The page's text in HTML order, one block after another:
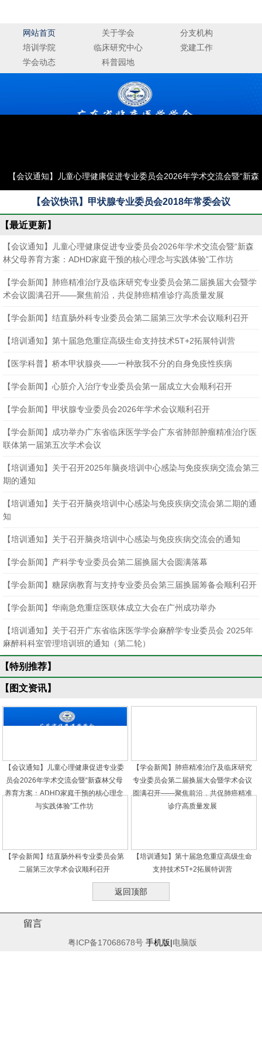
网站首页 关于学会
分支机构
培训学院
临床研究中心
党建工作
学会动态
科普园地
【会议通知】儿童心理健康促进专业委员会2026年学术交流会暨“新森
林父母养育方案：ADHD家庭干预的核心理念与实践体验”工作坊
【学会新闻】肺癌精准治疗及临床研究专业委员会第二届换届大会暨学
术会议圆满召开——聚焦前沿，共促肺癌精准诊疗高质量发展
【会议快讯】甲状腺专业委员会2018年常委会议
【最近更新】
【会议通知】儿童心理健康促进专业委员会2026年学术交流会暨“新森
林父母养育方案：ADHD家庭干预的核心理念与实践体验”工作坊
【学会新闻】肺癌精准治疗及临床研究专业委员会第二届换届大会暨学
术会议圆满召开——聚焦前沿，共促肺癌精准诊疗高质量发展
【学会新闻】结直肠外科专业委员会第二届第三次学术会议顺利召开
【培训通知】第十届急危重症高级生命支持技术5T+2拓展特训营
【医学科普】桥本甲状腺炎——一种敌我不分的自身免疫性疾病
【学会新闻】心脏介入治疗专业委员会第一届成立大会顺利召开
【学会新闻】甲状腺专业委员会2026年学术会议顺利召开
【学会新闻】成功举办广东省临床医学学会广东省肺部肿瘤精准治疗医
联体第一届第五次学术会议
【培训通知】关于召开2025年脑炎培训中心感染与免疫疾病交流会第三
期的通知
【培训通知】关于召开脑炎培训中心感染与免疫疾病交流会第二期的通
知
【培训通知】关于召开脑炎培训中心感染与免疫疾病交流会的通知
【学会新闻】产科学专业委员会第二届换届大会圆满落幕
【学会新闻】糖尿病教育与支持专业委员会第三届换届筹备会顺利召开
【学会新闻】华南急危重症医联体成立大会在广州成功举办
【培训通知】关于召开广东省临床医学学会麻醉学专业委员会 2025年
麻醉科科室管理培训班的通知（第二轮）
【特别推荐】
【图文资讯】
【会议通知】儿童心理健康促进专业委
员会2026年学术交流会暨“新森林父母
养育方案：ADHD家庭干预的核心理念
与实践体验”工作坊
【学会新闻】肺癌精准治疗及临床研究
专业委员会第二届换届大会暨学术会议
圆满召开——聚焦前沿，共促肺癌精准
诊疗高质量发展
【学会新闻】结直肠外科专业委员会第
二届第三次学术会议顺利召开
【培训通知】第十届急危重症高级生命
支持技术5T+2拓展特训营
返回顶部
留言
粤ICP备17068678号手机版|电脑版